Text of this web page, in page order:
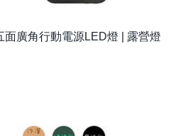
面廣角行動電源LED燈 | 露營燈